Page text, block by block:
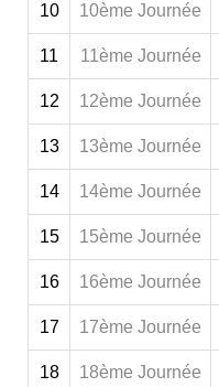
10 10ème Journée
11 11ème Journée
12 12ème Journée
13 13ème Journée
14 14ème Journée
15 15ème Journée
16 16ème Journée
17 17ème Journée
18 18ème Journée